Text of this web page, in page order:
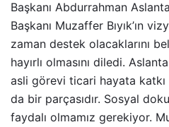
Başkanı Abdurrahman
Başkanı Muzaffer Bıyık’ın
zaman destek olacaklarını
hayırlı olmasını diledi.
asli görevi ticari hayata
da bir parçasıdır. Sosyal
faydalı olmamız gerekiyor.